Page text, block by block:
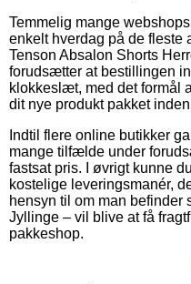
Temmelig mange
enkelt hverdag på de fleste
Tenson Absalon Shorts
forudsætter at bestillingen
klokkeslæt, med det formål
dit nye produkt pakket
Indtil flere online butikker
mange tilfælde under
fastsat pris. I øvrigt kunne
kostelige leveringsmanér,
hensyn til om man befinder
Jyllinge – vil blive at få
pakkeshop.